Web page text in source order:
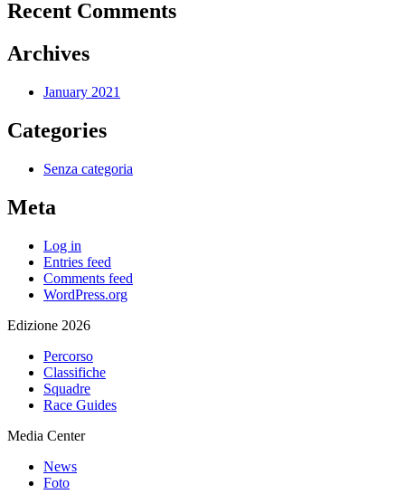
Recent Comments
Archives
January 2021
Categories
Senza categoria
Meta
Log in
Entries feed
Comments feed
WordPress.org
Edizione 2026
Percorso
Classifiche
Squadre
Race Guides
Media Center
News
Foto